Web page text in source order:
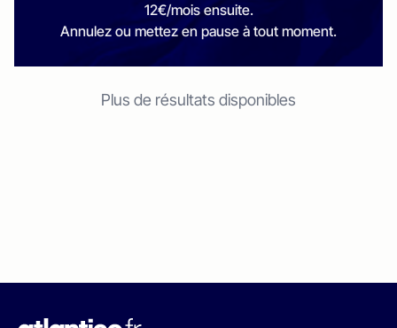
12€/mois ensuite.
Annulez ou mettez en pause à tout moment.
Plus de résultats disponibles